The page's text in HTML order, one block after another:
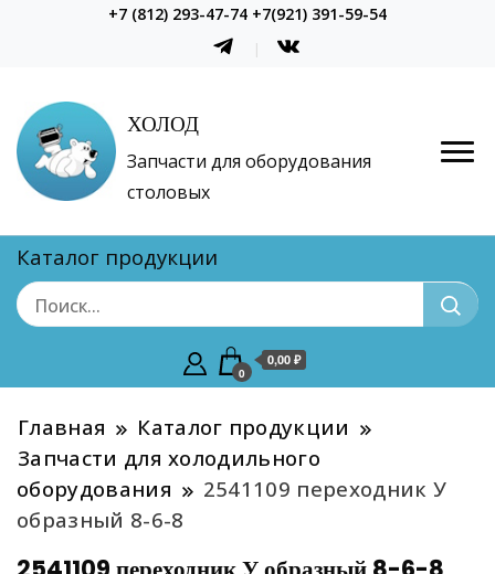
+7 (812) 293-47-74 +7(921) 391-59-54
ХОЛОД
Запчасти для оборудования
столовых
Каталог продукции
0
0,00 ₽
Главная
Каталог продукции
Запчасти для холодильного
оборудования
2541109 переходник У
образный 8-6-8